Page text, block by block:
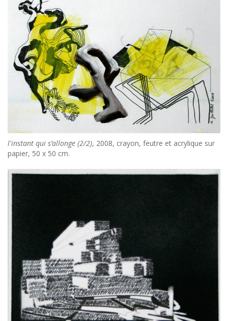
l'instant qui s’allonge (2/2), 2008, crayon, feutre et acrylique sur
papier, 50 x 50 cm.